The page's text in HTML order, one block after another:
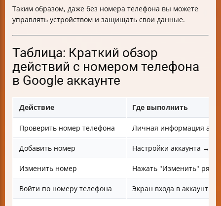
Таким образом, даже без номера телефона вы можете
управлять устройством и защищать свои данные.
Таблица: Краткий обзор
действий с номером телефона
в Google аккаунте
Действие Где выполнить
Проверить номер телефона Личная информация
Добавить номер Настройки аккаунта →
Изменить номер Нажать "Изменить"
Войти по номеру телефона Экран входа в аккаунт